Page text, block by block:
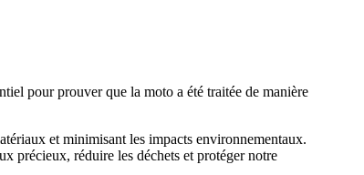
pour prouver que la moto a été traitée de manière
et minimisant les impacts environnementaux.
précieux, réduire les déchets et protéger notre